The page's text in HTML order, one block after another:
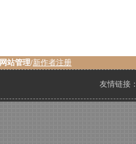
网站管理/新作者注册
友情链接：